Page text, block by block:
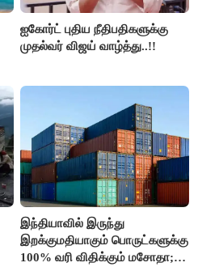
ஐகோர்ட் புதிய நீதிபதிகளுக்கு
முதல்வர் விஜய் வாழ்த்து..!!
இந்தியாவில் இருந்து
இறக்குமதியாகும் பொருட்களுக்கு
100% வரி விதிக்கும் மசோதா;